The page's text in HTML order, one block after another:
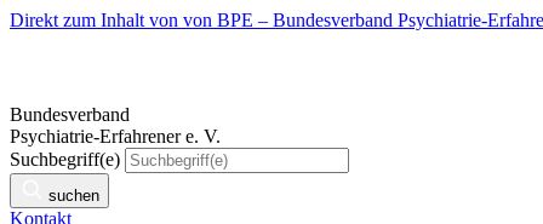
Direkt zum Inhalt von von BPE – Bundesverband Psychiatrie-
Suchbegriff(e)
suchen
Kontakt
Newsletter
Menü